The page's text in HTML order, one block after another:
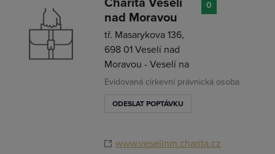
Charita Veselí
nad Moravou
tř. Masarykova 136,
698 01 Veselí nad
Moravou - Veselí na
Evidovaná církevní právnická osoba
ODESLAT POPTÁVKU
www.veselinm.charita.cz
0